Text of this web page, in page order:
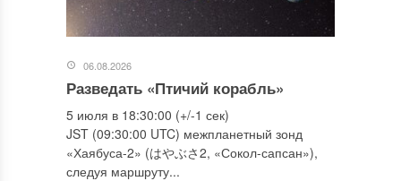
06.08.2026
Разведать «Птичий корабль»
5 июля в 18:30:00 (+/-1 сек)
JST (09:30:00 UTC) межпланетный зонд
«Хаябуса-2» (はやぶさ2, «Сокол-сапсан»),
следуя маршруту...